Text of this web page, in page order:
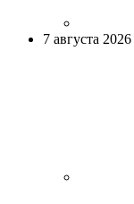
7 августа 2026